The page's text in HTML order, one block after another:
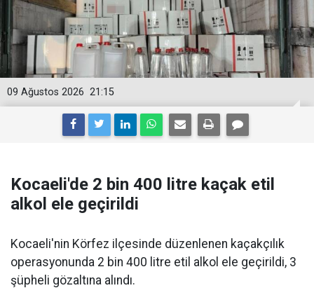
21:15
09 Ağustos 2026
Kocaeli'de 2 bin 400 litre kaçak etil
alkol ele geçirildi
Kocaeli'nin Körfez ilçesinde düzenlenen kaçakçılık
operasyonunda 2 bin 400 litre etil alkol ele geçirildi, 3
şüpheli gözaltına alındı.